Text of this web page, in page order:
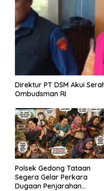
Direktur PT DSM Akui
Ombudsman RI
Polsek Gedong Tataan
Segera Gelar Perkara
Dugaan Penjarahan